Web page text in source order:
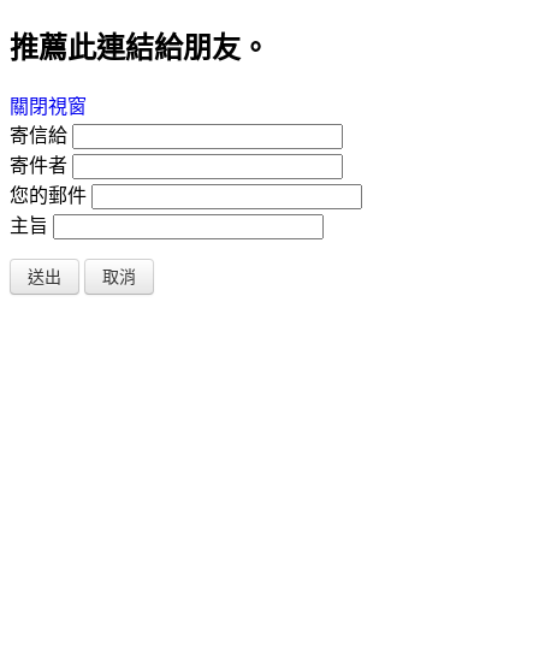
推薦此連結給朋友。
關閉視窗
寄信給
寄件者
您的郵件
主旨
送出 取消